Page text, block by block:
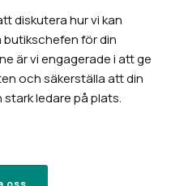
diskutera hur vi kan
för din
är vi engagerade i att ge
och säkerställa att din
ledare på plats.